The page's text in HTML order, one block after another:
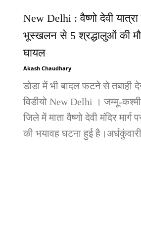
New Delhi : वैष्णो देवी यात्रा
भूस्खलन से 5 श्रद्धालुओं की
घायल
Akash Chaudhary
डोडा में भी बादल फटने से तबाही
विडीयो New Delhi । जम्मू-
जिले में माता वैष्णो देवी मंदिर
की भयावह घटना हुई